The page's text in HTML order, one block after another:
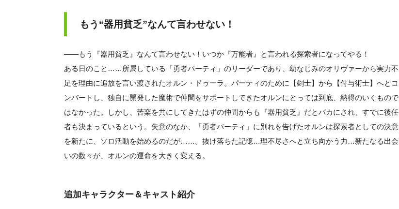
もう“器用貧乏”なんて言わせない！
——もう『器用貧乏』なんて言わせない！いつか『万能者』と言われる探索者になってやる！
ある日のこと……所属している「勇者パーティ」のリーダーであり、幼なじみのオリヴァーから実力不
足を理由に追放を言い渡されたオルン・ドゥーラ。パーティのために【剣士】から【付与術士】へとコ
ンバートし、独自に開発した魔術で仲間をサポートしてきたオルンにとっては到底、納得のいくもので
はなかった。しかし、苦楽を共にしてきたはずの仲間からも『器用貧乏』だとバカにされ、すでに後任
者も決まっているという。失意のなか、「勇者パーティ」に別れを告げたオルンは探索者としての決意
を新たに、ソロ活動を始めるのだが……。抜け落ちた記憶…理不尽さへと立ち向かう力…新たなる出会
いの数々が、オルンの運命を大きく変える。
追加キャラクター＆キャスト紹介